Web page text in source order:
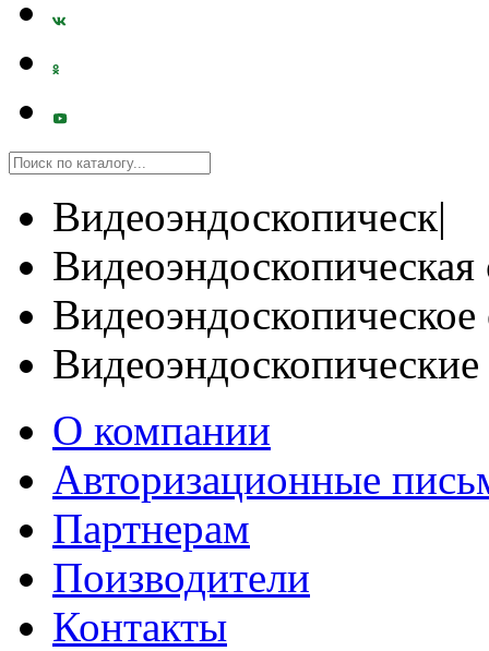
Видеоэндоскопическ|
Видеоэндоскопическая
О компании
Авторизационные
Партнерам
Поизводители
Контакты